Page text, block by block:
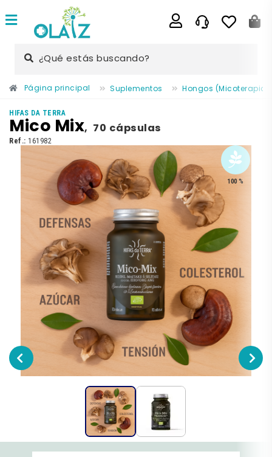
¿Qué estás buscando?
Página principal Suplementos Hongos (Micoterapia)
HIFAS DA TERRA
Mico Mix, 70 cápsulas
Ref.: 161982
100 %